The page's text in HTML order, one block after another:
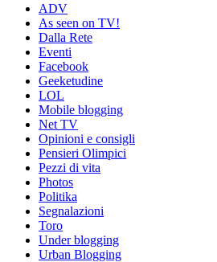
ADV
As seen on TV!
Dalla Rete
Eventi
Facebook
Geeketudine
LOL
Mobile blogging
Net TV
Opinioni e consigli
Pensieri Olimpici
Pezzi di vita
Photos
Politika
Segnalazioni
Toro
Under blogging
Urban Blogging